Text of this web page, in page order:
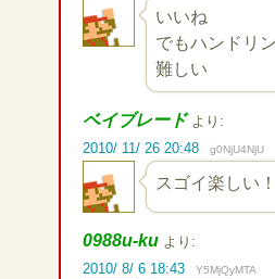
いいね
でもハンドリ
難しい
ベイブレード より:
2010/ 11/ 26 20:48
g0NjU4NjU
スゴイ楽しい
0988u-ku より:
2010/ 8/ 6 18:43
Y5MjQyMTA